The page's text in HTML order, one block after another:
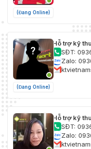
(Đang Online)
(Đang Online)
Hỗ trợ kỹ
SĐT:
Zalo:
Hỗ trợ kỹ
SĐT:
Zalo: